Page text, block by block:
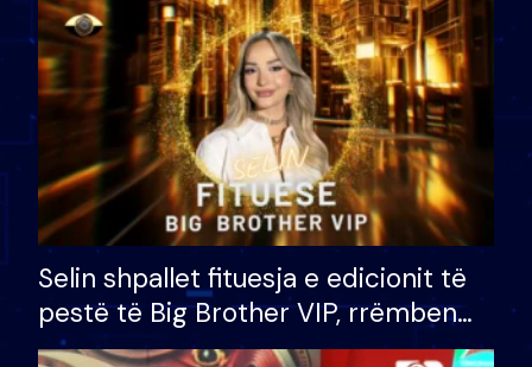
Selin shpallet fituesja e edicionit të
pestë të Big Brother VIP, rrëmben
çmimin e madh prej 100 mijë eurosh